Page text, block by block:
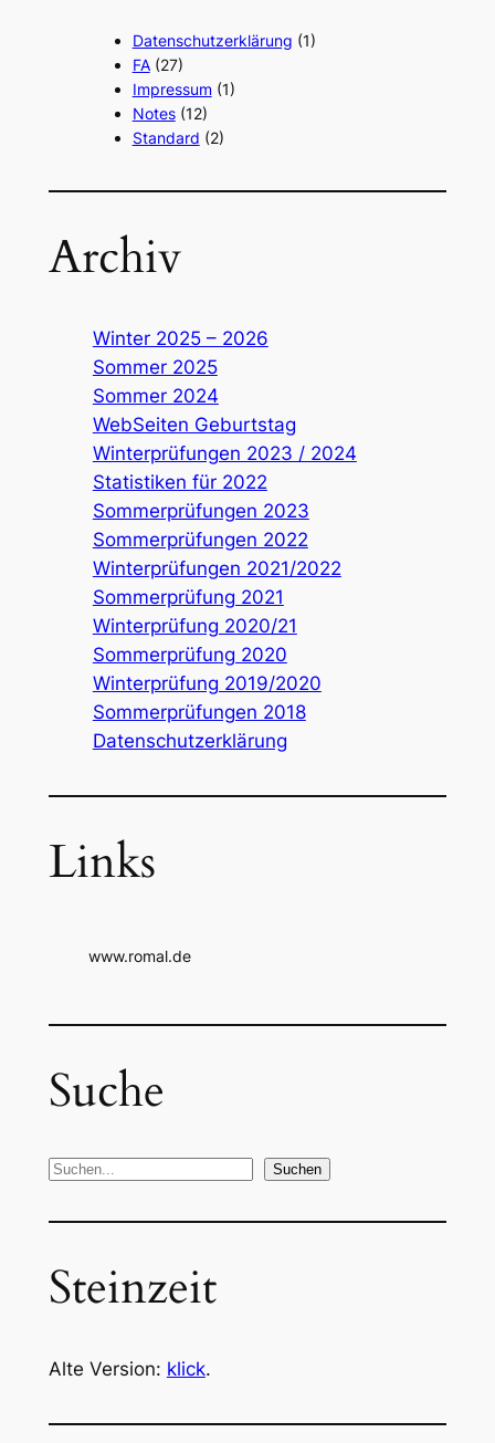
Datenschutzerklärung (1)
FA(27)
Impressum(1)
Notes(12)
Standard (2)
Archiv
Winter 2025 – 2026
Sommer 2025
Sommer 2024
WebSeiten Geburtstag
Winterprüfungen 2023 / 2024
Statistiken für 2022
Sommerprüfungen 2023
Sommerprüfungen 2022
Winterprüfungen 2021/2022
Sommerprüfung 2021
Winterprüfung 2020/21
Sommerprüfung 2020
Winterprüfung 2019/2020
Sommerprüfungen 2018
Datenschutzerklärung
Links
www.romal.de
Suche
S
c
e
Suchen
Steinzeit
Alte Version: klick.